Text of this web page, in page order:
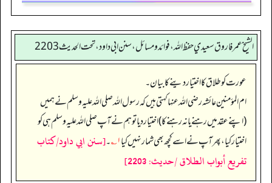
الشيخ عمر فاروق سعيدي حفظ الله، فوائد و مسائل، سنن ابي داود ، تحت الحديث 2203
عورت کو طلاق کا اختیار دینے کا بیان۔
ام المؤمنین عائشہ رضی اللہ عنہا کہتی ہیں کہ رسول اللہ صلی اللہ علیہ وسلم نے ہمیں
(اپنے عقد میں رہنے یا نہ رہنے کا) اختیار دیا تو ہم نے آپ صلی اللہ علیہ وسلم ہی کو
اختیار کیا، پھر آپ نے اسے کچھ بھی شمار نہیں کیا۱؎ ۔[سنن ابي داود/كتاب
تفريع أبواب الطلاق /حدیث: 2203]